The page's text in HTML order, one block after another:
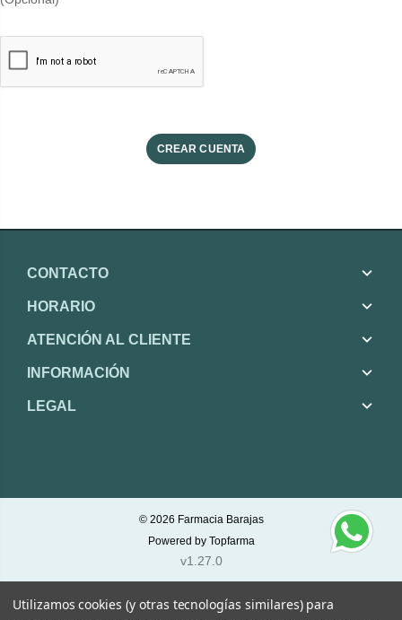
CONTACTO
HORARIO
ATENCIÓN AL CLIENTE
INFORMACIÓN
LEGAL
© 2026 Farmacia Barajas
Powered by Topfarma
v1.27.0
Utilizamos cookies (y otras tecnologías similares) para